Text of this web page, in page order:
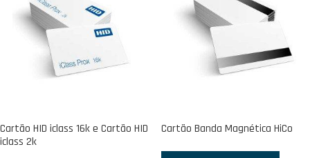
Cartão HID iclass 16k e Cartão HID
iclass 2k
Cartão Banda Magnética HiCo